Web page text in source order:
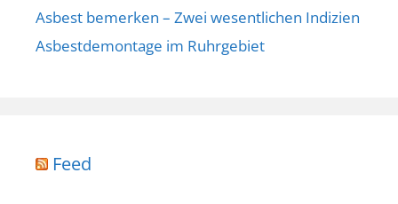
Asbest bemerken – Zwei wesentlichen Indizien
Asbestdemontage im Ruhrgebiet
Feed